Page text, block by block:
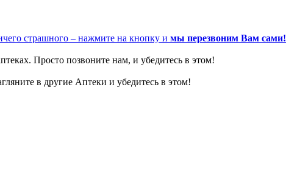
страшного – нажмите на кнопку и мы перезвоним Вам сами!
Просто позвоните нам, и убедитесь в этом!
в другие Аптеки и убедитесь в этом!